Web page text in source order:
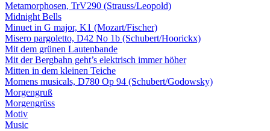
Metamorphosen, TrV290 (Strauss/Leopold)
Midnight Bells
Minuet in G major, K1 (Mozart/Fischer)
Misero pargoletto, D42 No 1b (Schubert/Hoorickx)
Mit dem grünen Lautenbande
Mit der Bergbahn geht’s elektrisch immer höher
Mitten in dem kleinen Teiche
Momens musicals, D780 Op 94 (Schubert/Godowsky)
Morgengruß
Morgengrüss
Motiv
Music